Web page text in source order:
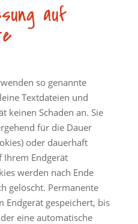
auf
so genannte
Textdateien und
keinen Schaden an. Sie
für die Dauer
oder dauerhaft
Ihrem Endgerät
werden nach Ende
gelöscht. Permanente
Endgerät gespeichert, bis
eine automatische